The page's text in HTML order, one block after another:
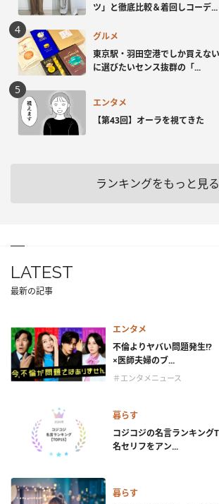
ツ」と徹底比較＆着回しコーデ...
グルメ
東京駅・羽田空港でしか買えな
に選びたいセンス抜群の「...
エンタメ
【第43回】オーラを視てきた
ランキングをもっと見る
LATEST
最新の記事
エンタメ
不倫よりヤバい問題発生
×医師夫婦のブ...
＃エンタメニュース
暮らす
コジコジの名言ランキン
名セリフをアン...
暮らす